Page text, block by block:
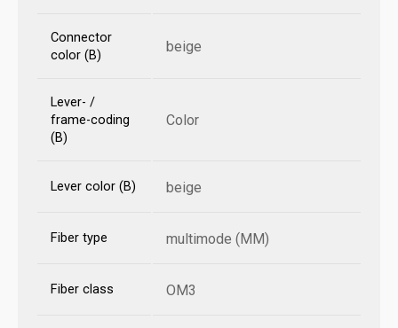
Connector
color (B)
beige
Lever- /
frame-coding
(B)
Color
Lever color (B) beige
Fiber type multimode (MM)
Fiber class OM3